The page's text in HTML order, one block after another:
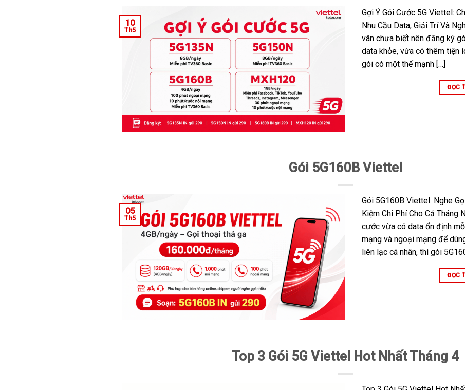
10
Th5
Gợi Ý Gói Cước 5G Viettel:
Nhu Cầu Data, Giải Trí Và
vân chưa biết nên đăng ký
data khỏe, vừa có thêm tiện
gói có một thế mạnh […]
ĐỌC
Gói 5G160B Viettel
05
Th5
Gói 5G160B Viettel: Nghe
Kiệm Chi Phí Cho Cả Tháng
cước vừa có data ổn định
mạng và ngoại mạng để
liên lạc cá nhân, thì gói
ĐỌC
Top 3 Gói 5G Viettel Hot Nhất Tháng 4